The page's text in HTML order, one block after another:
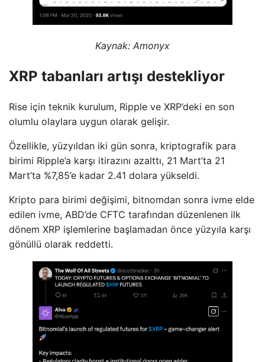
Kaynak: Amonyx
XRP tabanları artışı destekliyor
Rise için teknik kurulum, Ripple ve XRP’deki en son
olumlu olaylara uygun olarak gelişir.
Özellikle, yüzyıldan iki gün sonra, kriptografik para
birimi Ripple’a karşı itirazını azalttı, 21 Mart’ta 21
Mart’ta %7,85’e kadar 2.41 dolara yükseldi.
Kripto para birimi değişimi, bitnomdan sonra ivme elde
edilen ivme, ABD’de CFTC tarafından düzenlenen ilk
dönem XRP işlemlerine başlamadan önce yüzyıla karşı
gönüllü olarak reddetti.